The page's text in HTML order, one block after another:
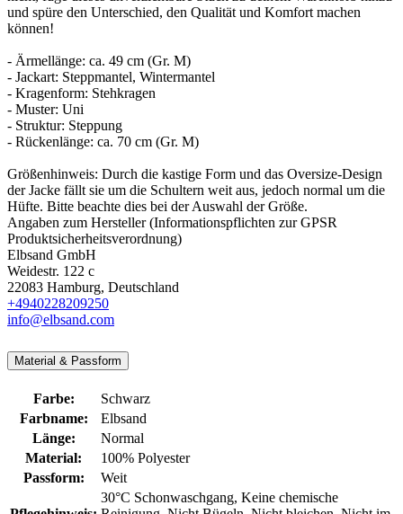
und spüre den Unterschied, den Qualität und Komfort machen
können!
- Ärmellänge: ca. 49 cm (Gr. M)
- Jackart: Steppmantel, Wintermantel
- Kragenform: Stehkragen
- Muster: Uni
- Struktur: Steppung
- Rückenlänge: ca. 70 cm (Gr. M)
Größenhinweis: Durch die kastige Form und das Oversize-Design
der Jacke fällt sie um die Schultern weit aus, jedoch normal um die
Hüfte. Bitte beachte dies bei der Auswahl der Größe.
Angaben zum Hersteller (Informationspflichten zur GPSR
Produktsicherheitsverordnung)
Elbsand GmbH
Weidestr. 122 c
22083 Hamburg, Deutschland
+4940228209250
info@elbsand.com
Material & Passform
Farbe:
Schwarz
Farbname:
Elbsand
Länge:
Normal
Material:
100% Polyester
Passform:
Weit
30°C Schonwaschgang, Keine chemische